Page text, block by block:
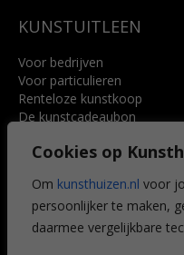
Cookies op
Om kunsthuizen.nl voor
persoonlijker te maken,
daarmee vergelijkbare
KUNSTUITLEEN
Voor bedrijven
Voor particulieren
Renteloze kunstkoop
De kunstcadeaubon
Voordelen
Veelgestelde vragen
CONTACT